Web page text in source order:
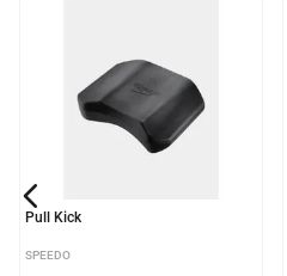
Pull Kick
SPEEDO